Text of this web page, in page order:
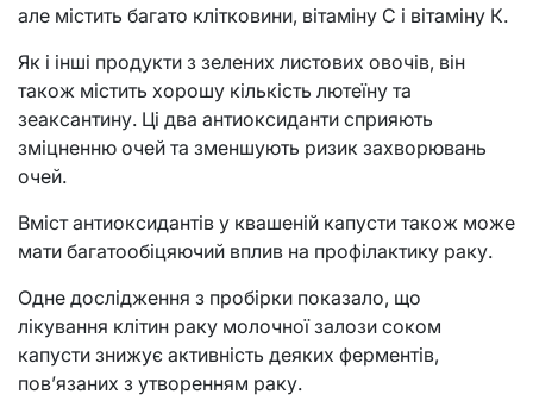
але містить багато клітковини, вітаміну С і вітаміну К.
Як і інші продукти з зелених листових овочів, він
також містить хорошу кількість лютеїну та
зеаксантину. Ці два антиоксиданти сприяють
зміцненню очей та зменшують ризик захворювань
очей.
Вміст антиоксидантів у квашеній капусти також може
мати багатообіцяючий вплив на профілактику раку.
Одне дослідження з пробірки показало, що
лікування клітин раку молочної залози соком
капусти знижує активність деяких ферментів,
пов’язаних з утворенням раку.